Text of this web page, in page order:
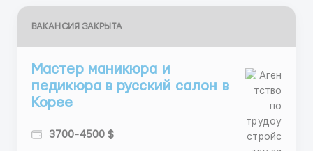
ВАКАНСИЯ ЗАКРЫТА
Мастер маникюра и
педикюра в русский салон в
Корее
3700-4500 $